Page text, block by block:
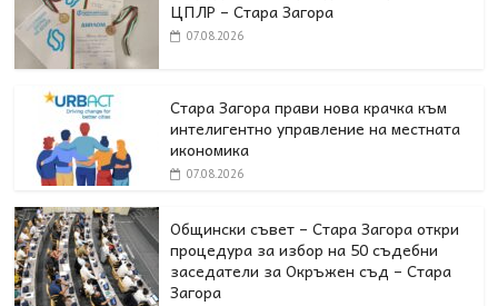
ЦПЛР – Стара Загора
07.08.2026
Стара Загора прави нова крачка към
интелигентно управление на местната
икономика
07.08.2026
Общински съвет – Стара Загора откри
процедура за избор на 50 съдебни
заседатели за Окръжен съд – Стара
Загора